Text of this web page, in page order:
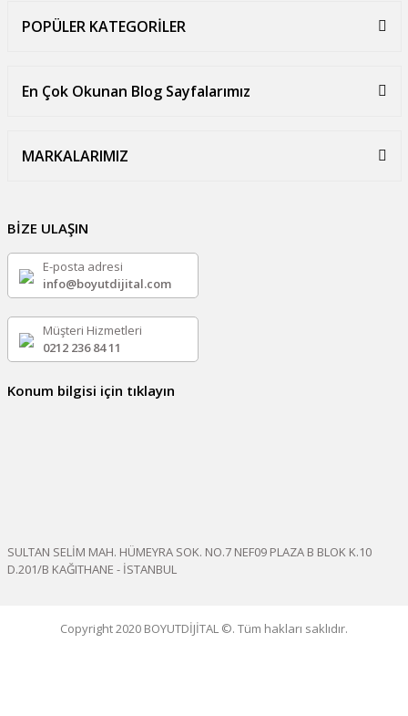
POPÜLER KATEGORİLER
En Çok Okunan Blog Sayfalarımız
MARKALARIMIZ
BİZE ULAŞIN
E-posta adresi
info@boyutdijital.com
Müşteri Hizmetleri
0212 236 84 11
Konum bilgisi için tıklayın
SULTAN SELİM MAH. HÜMEYRA SOK. NO.7 NEF09 PLAZA B BLOK K.10
D.201/B KAĞITHANE - İSTANBUL
Copyright 2020 BOYUTDİJİTAL ©. Tüm hakları saklıdır.